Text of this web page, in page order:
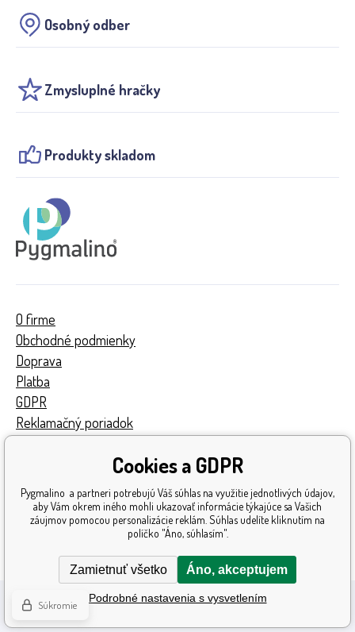
Osobný odber
Zmysluplné hračky
Produkty skladom
O firme
Obchodné podmienky
Doprava
Platba
GDPR
Reklamačný poriadok
Získané ocenenia
Katalóg hračiek
Mapa stránok
Cookies a GDPR
Pygmalino a partneri potrebujú Váš súhlas na využitie jednotlivých údajov,
aby Vám okrem iného mohli ukazovať informácie týkajúce sa Vašich
záujmov pomocou personalizácie reklám. Súhlas udelíte kliknutím na
políčko "Áno, súhlasím".
Zamietnuť všetko Áno, akceptujem
Podrobné nastavenia s vysvetlením
Súkromie